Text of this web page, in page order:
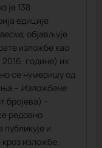
је 138
едиције
, објављује
изложбе као
2016. године) их
се нумеришу од
– Изложбене
бројева) –
редовно
и
изложбе,